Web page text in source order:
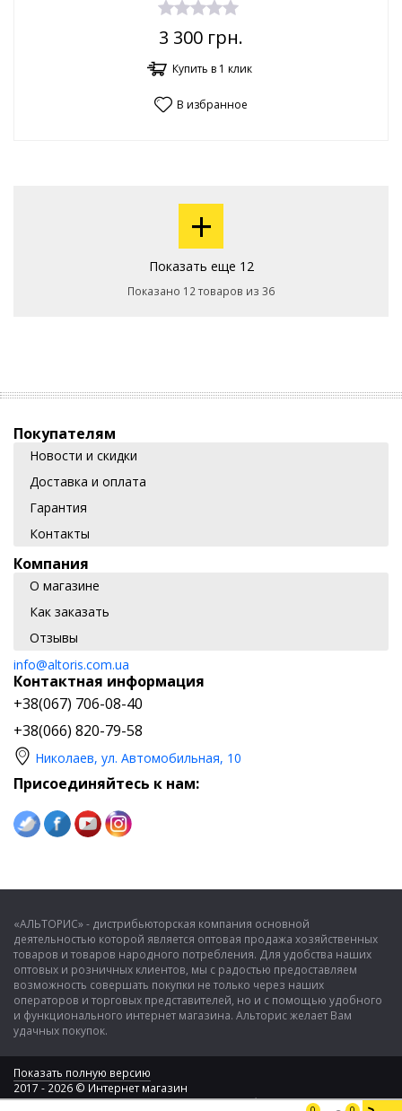
3 300 грн.
Купить в 1 клик
В избранное
+
Показать еще 12
Показано 12 товаров из 36
Покупателям
Новости и скидки
Доставка и оплата
Гарантия
Контакты
Компания
О магазине
Как заказать
Отзывы
info@altoris.com.ua
Контактная информация
+38(067) 706-08-40
+38(066) 820-79-58
Николаев, ул. Автомобильная, 10
Присоединяйтесь к нам:
«АЛЬТОРИС» - дистрибьюторская компания основной
деятельностью которой является оптовая продажа хозяйственных
товаров и товаров народного потребления. Для удобства наших
оптовых и розничных клиентов, мы с радостью предоставляем
возможность совершать покупки не только через наших
операторов и торговых представителей, но и с помощью удобного
и функционального интернет магазина. Альторис желает Вам
удачных покупок.
Показать полную версию
2017 - 2026 © Интернет магазин
ООО "Альторис" - хозяйственные товары и бытовая техника